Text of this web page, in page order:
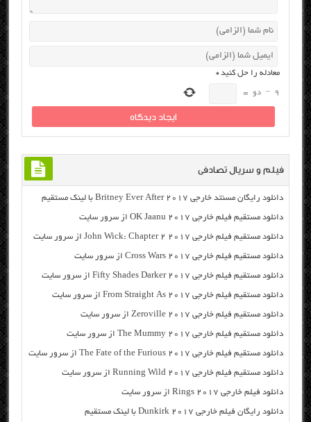
معادله را حل کنید*
9
− دو =
فیلم و سریال تصادفی
دانلود رایگان مسنتد خارجی Britney Ever After 2017 با لینک مستقیم
دانلود مستقیم فیلم خارجی OK Jaanu 2017 از سرور سایت
دانلود مستقیم فیلم خارجی John Wick: Chapter 2 2017 از سرور سایت
دانلود مستقیم فیلم خارجی Cross Wars 2017 از سرور سایت
دانلود مستقیم فیلم خارجی Fifty Shades Darker 2017 از سرور سایت
دانلود مستقیم فیلم خارجی From Straight As 2017 از سرور سایت
دانلود مستقیم فیلم خارجی Zeroville 2017 از سرور سایت
دانلود مستقیم فیلم خارجی The Mummy 2017 از سرور سایت
دانلود مستقیم فیلم خارجی The Fate of the Furious 2017 از سرور سایت
دانلود مستقیم فیلم خارجی Running Wild 2017 از سرور سایت
دانلود فیلم خارجی Rings 2017 از سرور سایت
دانلود رایگان فیلم خارجی Dunkirk 2017 با لینک مستقیم